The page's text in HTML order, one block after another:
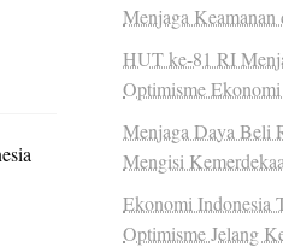
Menjaga Keamanan
HUT ke-81 RI
Optimisme
Menjaga Daya Beli
Mengisi
Ekonomi Indonesia
Optimisme Jelang